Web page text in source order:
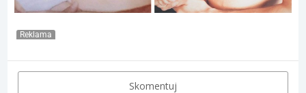
Reklama
Skomentuj